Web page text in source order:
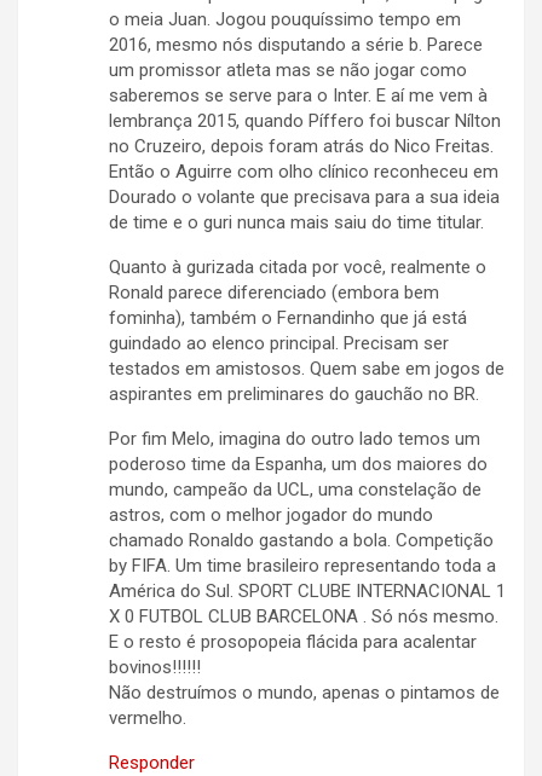
o meia Juan. Jogou pouquíssimo tempo em
2016, mesmo nós disputando a série b. Parece
um promissor atleta mas se não jogar como
saberemos se serve para o Inter. E aí me vem à
lembrança 2015, quando Píffero foi buscar Nílton
no Cruzeiro, depois foram atrás do Nico Freitas.
Então o Aguirre com olho clínico reconheceu em
Dourado o volante que precisava para a sua ideia
de time e o guri nunca mais saiu do time titular.
Quanto à gurizada citada por você, realmente o
Ronald parece diferenciado (embora bem
fominha), também o Fernandinho que já está
guindado ao elenco principal. Precisam ser
testados em amistosos. Quem sabe em jogos de
aspirantes em preliminares do gauchão no BR.
Por fim Melo, imagina do outro lado temos um
poderoso time da Espanha, um dos maiores do
mundo, campeão da UCL, uma constelação de
astros, com o melhor jogador do mundo
chamado Ronaldo gastando a bola. Competição
by FIFA. Um time brasileiro representando toda a
América do Sul. SPORT CLUBE INTERNACIONAL 1
X 0 FUTBOL CLUB BARCELONA . Só nós mesmo.
E o resto é prosopopeia flácida para acalentar
bovinos!!!!!!
Não destruímos o mundo, apenas o pintamos de
vermelho.
Responder